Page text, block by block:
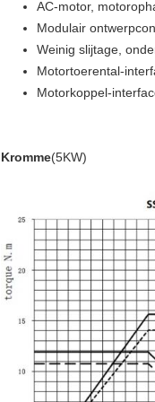
AC-motor,
Modulair
Weinig slijtage,
Motortoerental-
Motorkoppel-
Kromme(5KW)